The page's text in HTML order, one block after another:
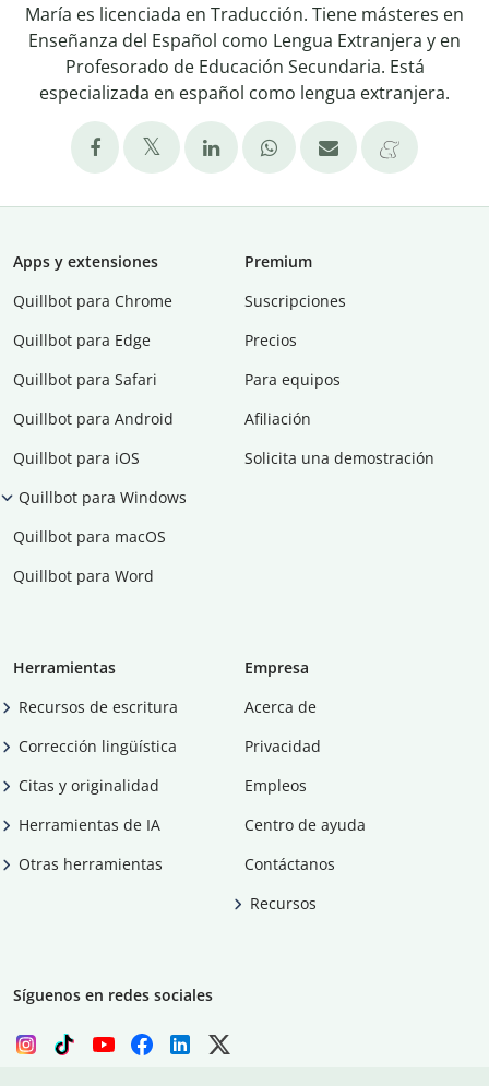
María es licenciada en Traducción. Tiene másteres en
Enseñanza del Español como Lengua Extranjera y en
Profesorado de Educación Secundaria. Está
especializada en español como lengua extranjera.
Apps y extensiones
Quillbot para Chrome
Quillbot para Edge
Quillbot para Safari
Quillbot para Android
Quillbot para iOS
Quillbot para Windows
Quillbot para macOS
Quillbot para Word
Premium
Suscripciones
Precios
Para equipos
Afiliación
Solicita una demostración
Herramientas
Recursos de escritura
Corrección lingüística
Citas y originalidad
Herramientas de IA
Otras herramientas
Empresa
Acerca de
Privacidad
Empleos
Centro de ayuda
Contáctanos
Recursos
Síguenos en redes sociales